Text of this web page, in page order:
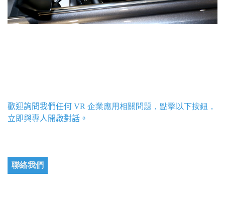
歡迎詢問我們任何 VR 企業應用相關問題，點擊以下按鈕，
立即與專人開啟對話。
聯絡我們